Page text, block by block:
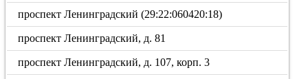
проспект Ленинградский (29:22:060420:18)
проспект Ленинградский, д. 81
проспект Ленинградский, д. 107, корп. 3